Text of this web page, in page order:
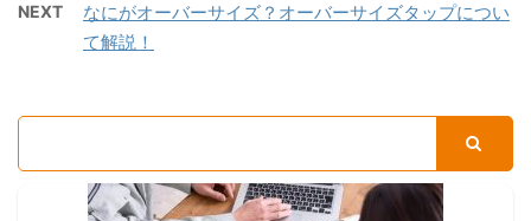
NEXT
なにがオーバーサイズ？オーバーサイズタップについ
て解説！